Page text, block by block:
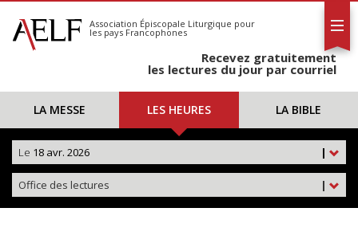
S'abonner
Calendrier
Association Épiscopale Liturgique pour
les pays Francophones
Recevez gratuitement
les lectures du jour par courriel
LA MESSE LES HEURES LA BIBLE
|
Le 18 avr. 2026
|
Office des lectures